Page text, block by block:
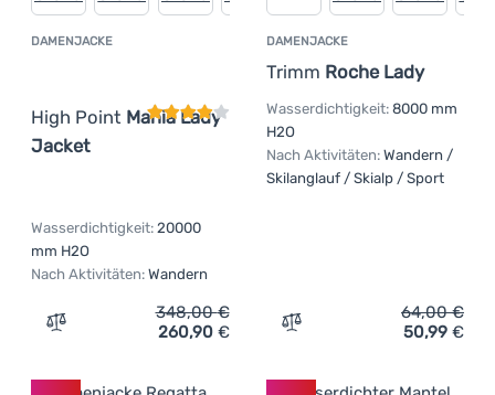
DAMENJACKE
High Point Mania Lady
Jacket
Kundenbewertung
Wasserdichtigkeit: 20000
mm H2O
Nach Aktivitäten: Wandern
Zum Vergleich 'Damenjacke High Point Mania Lady
348,00€
260,90 €
DAMENJACKE
Trimm Roche Lady
Wasserdichtigkeit: 8000 mm
H2O
Nach Aktivitäten: Wandern /
Skilanglauf / Skialp / Sport
Zum Vergleich
64,00€
50,99 €